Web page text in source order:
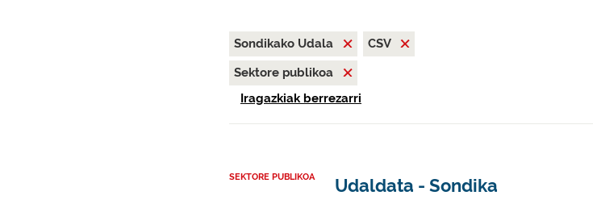
Sondikako Udala
CSV
Sektore publikoa
Iragazkiak berrezarri
SEKTORE PUBLIKOA Udaldata - Sondika